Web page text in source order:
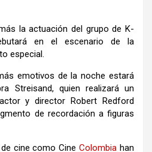
la actuación del grupo de K-
en el escenario de la
especial.
emotivos de la noche estará
Streisand, quien realizará un
y directorRobert Redford
de recordación a figuras
de cine comoCineColombia han